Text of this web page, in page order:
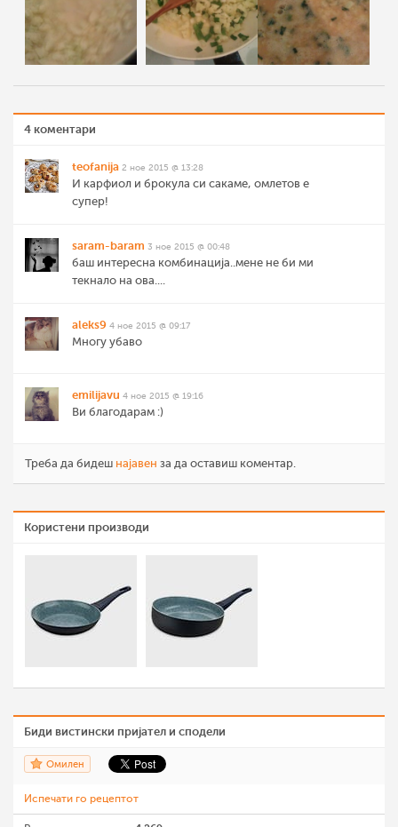
4 коментари
teofanija 2 ное 2015 @ 13:28
И карфиол и брокула си сакаме, омлетов е
супер!
saram-baram 3 ное 2015 @ 00:48
баш интересна комбинација..мене не би ми
текнало на ова....
aleks9 4 ное 2015 @ 09:17
Многу убаво
emilijavu 4 ное 2015 @ 19:16
Ви благодарам :)
Треба да бидеш најавен за да оставиш коментар.
Користени производи
Биди вистински пријател и сподели
Омилен
Испечати го рецептот